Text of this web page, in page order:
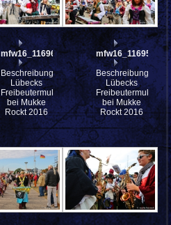
mfw16_116960ww
Beschreibung:
Lübecks
Freibeutermukke
bei Mukke
Rockt 2016
mfw16_116956ww
Beschreibung:
Lübecks
Freibeutermukke
bei Mukke
Rockt 2016